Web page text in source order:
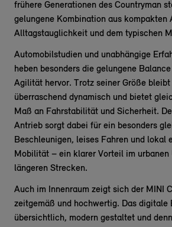
frühere Generationen des Countryman
gelungene Kombination aus kompakten
Alltagstauglichkeit und dem typischen
Automobilstudien und unabhängige
heben besonders die gelungene
Agilität hervor. Trotz seiner Größe bleibt
überraschend dynamisch und bietet
Maß an Fahrstabilität und Sicherheit.
Antrieb sorgt dabei für ein besonders
Beschleunigen, leises Fahren und lokal
Mobilität – ein klarer Vorteil im urbanen
längeren Strecken.
Auch im Innenraum zeigt sich der MINI
zeitgemäß und hochwertig. Das digitale
übersichtlich, modern gestaltet und